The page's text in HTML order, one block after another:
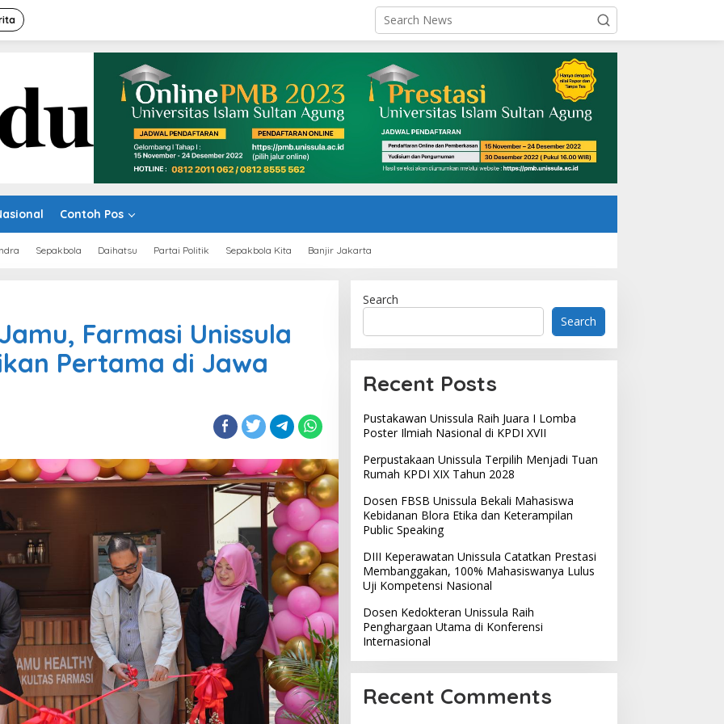
Contoh Pos
Sepakbola Daihatsu Partai Politik Sepakbola Kita Banjir Jakarta
Farmasi Unissula
Pertama di Jawa
Search
Search
Recent Posts
Pustakawan Unissula Raih Juara I Lomba
Poster Ilmiah Nasional di KPDI XVII
Perpustakaan Unissula Terpilih Menjadi Tuan
Rumah KPDI XIX Tahun 2028
Dosen FBSB Unissula Bekali Mahasiswa
Kebidanan Blora Etika dan Keterampilan
Public Speaking
DIII Keperawatan Unissula Catatkan Prestasi
Membanggakan, 100% Mahasiswanya Lulus
Uji Kompetensi Nasional
Dosen Kedokteran Unissula Raih
Penghargaan Utama di Konferensi
Internasional
Recent Comments